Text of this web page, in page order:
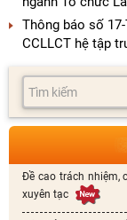
Thông báo số
CCLLCT hệ tập
Đề cao trách nhiệm,
xuyên tạc